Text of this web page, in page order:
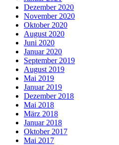
Dezember 2020
November 2020
Oktober 2020
August 2020
Juni 2020
Januar 2020
September 2019
August 2019
Mai 2019
Januar 2019
Dezember 2018
Mai 2018
März 2018
Januar 2018
Oktober 2017
Mai 2017